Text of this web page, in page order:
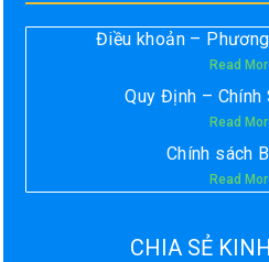
Điều khoản –
Read
Quy Định – Chính
Read
Chính sách
Read
CHIA SẺ